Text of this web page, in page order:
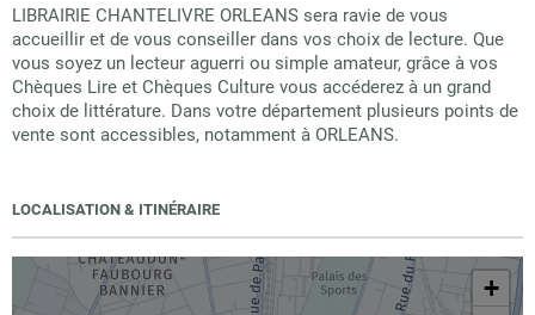
LIBRAIRIE CHANTELIVRE ORLEANS sera ravie de vous
accueillir et de vous conseiller dans vos choix de lecture. Que
vous soyez un lecteur aguerri ou simple amateur, grâce à vos
Chèques Lire et Chèques Culture vous accéderez à un grand
choix de littérature. Dans votre département plusieurs points de
vente sont accessibles, notamment à ORLEANS.
LOCALISATION & ITINÉRAIRE
+